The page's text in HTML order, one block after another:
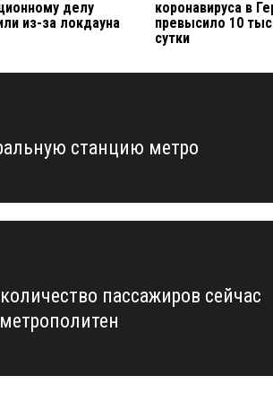
делу
из-за локдауна
коронавируса в
превысило 10
сутки
станцию метро
пассажиров сейчас